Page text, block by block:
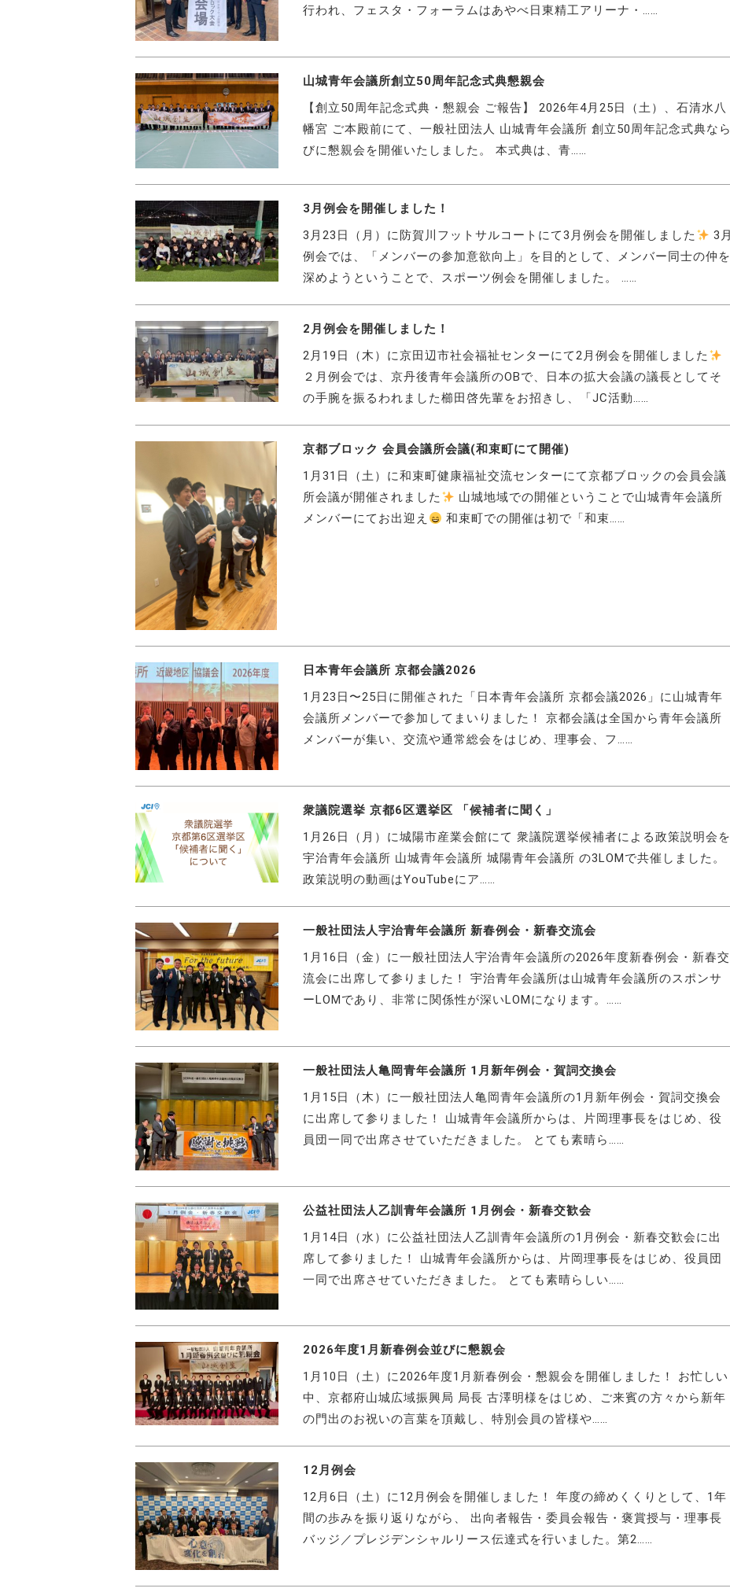
行われ、フェスタ・フォーラムはあやべ日東精工アリーナ・……
山城青年会議所創立50周年記念式典懇親会
【創立50周年記念式典・懇親会 ご報告】 2026年4月25日（土）、石清水八
幡宮 ご本殿前にて、一般社団法人 山城青年会議所 創立50周年記念式典なら
びに懇親会を開催いたしました。 本式典は、青……
3月例会を開催しました！
3月23日（月）に防賀川フットサルコートにて3月例会を開催しました
3月
例会では、「メンバーの参加意欲向上」を目的として、メンバー同士の仲を
深めようということで、スポーツ例会を開催しました。 ……
2月例会を開催しました！
2月19日（木）に京田辺市社会福祉センターにて2月例会を開催しました
２月例会では、京丹後青年会議所のOBで、日本の拡大会議の議長としてそ
の手腕を振るわれました櫛田啓先輩をお招きし、「JC活動……
京都ブロック 会員会議所会議(和束町にて開催)
1月31日（土）に和束町健康福祉交流センターにて京都ブロックの会員会議
所会議が開催されました
山城地域での開催ということで山城青年会議所
メンバーにてお出迎え
和束町での開催は初で「和束……
日本青年会議所 京都会議2026
1月23日〜25日に開催された「日本青年会議所 京都会議2026」に山城青年
会議所メンバーで参加してまいりました！ 京都会議は全国から青年会議所
メンバーが集い、交流や通常総会をはじめ、理事会、フ……
衆議院選挙 京都6区選挙区 「候補者に聞く」
1月26日（月）に城陽市産業会館にて 衆議院選挙候補者による政策説明会を
宇治青年会議所 山城青年会議所 城陽青年会議所 の3LOMで共催しました。
政策説明の動画はYouTubeにア……
一般社団法人宇治青年会議所 新春例会・新春交流会
1月16日（金）に一般社団法人宇治青年会議所の2026年度新春例会・新春交
流会に出席して参りました！ 宇治青年会議所は山城青年会議所のスポンサ
ーLOMであり、非常に関係性が深いLOMになります。……
一般社団法人亀岡青年会議所 1月新年例会・賀詞交換会
1月15日（木）に一般社団法人亀岡青年会議所の1月新年例会・賀詞交換会
に出席して参りました！ 山城青年会議所からは、片岡理事長をはじめ、役
員団一同で出席させていただきました。 とても素晴ら……
公益社団法人乙訓青年会議所 1月例会・新春交歓会
1月14日（水）に公益社団法人乙訓青年会議所の1月例会・新春交歓会に出
席して参りました！ 山城青年会議所からは、片岡理事長をはじめ、役員団
一同で出席させていただきました。 とても素晴らしい……
2026年度1月新春例会並びに懇親会
1月10日（土）に2026年度1月新春例会・懇親会を開催しました！ お忙しい
中、京都府山城広域振興局 局長 古澤明様をはじめ、ご来賓の方々から新年
の門出のお祝いの言葉を頂戴し、特別会員の皆様や……
12月例会
12月6日（土）に12月例会を開催しました！ 年度の締めくくりとして、1年
間の歩みを振り返りながら、 出向者報告・委員会報告・褒賞授与・理事長
バッジ／プレジデンシャルリース伝達式を行いました。第2……